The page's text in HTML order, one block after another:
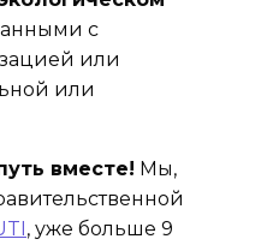
с
или
или
вместе! Мы,
, уже больше 9